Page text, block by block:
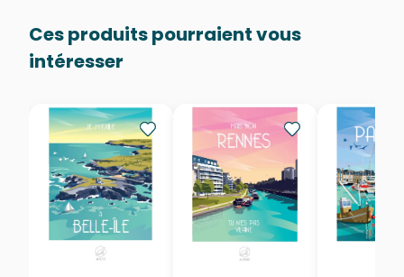
Ces produits pourraient vous
intéresser